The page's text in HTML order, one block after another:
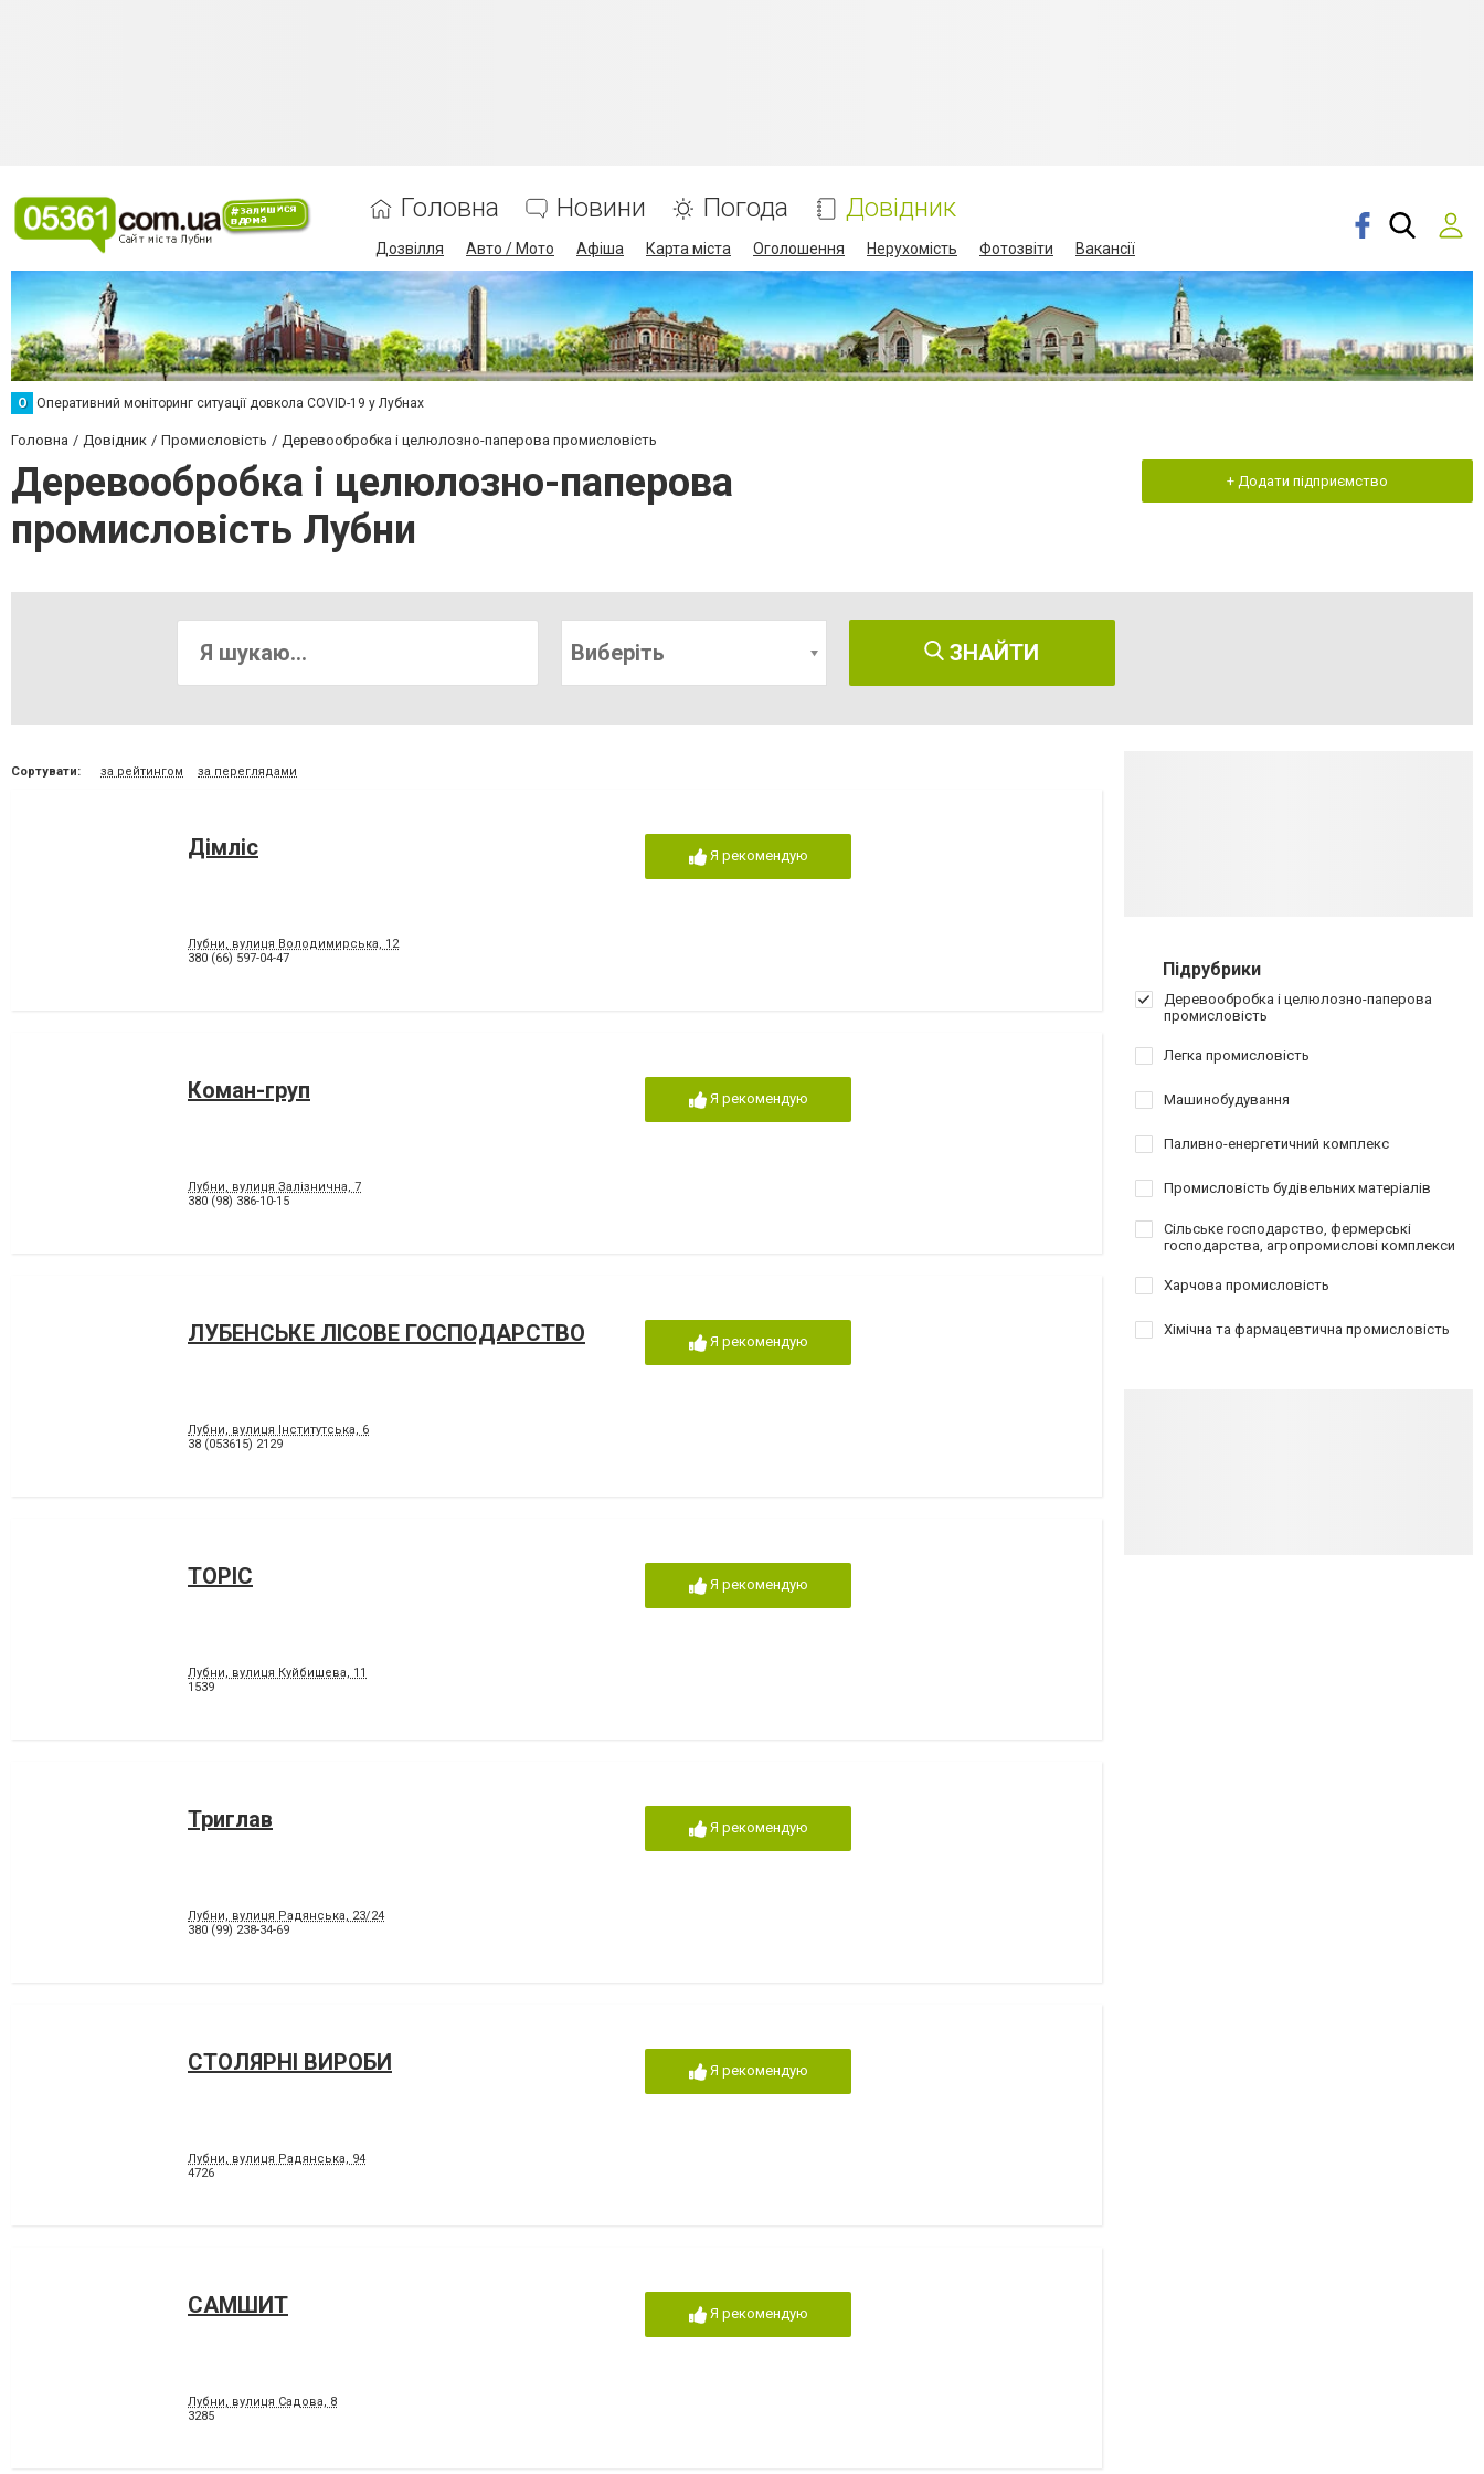
Головна Новини Погода Довідник
Дозвілля Авто / Мото Афіша Карта міста Оголошення Нерухомість Фотозвіти Вакансії
О Оперативний моніторинг ситуації довкола COVID-19 у Лубнах
Головна Довідник Промисловість Деревообробка і целюлозно-паперова промисловість
Деревообробка і целюлозно-паперова
промисловість Лубни
+ Додати підприємство
Виберіть ЗНАЙТИ
Сортувати: за рейтингом за переглядами
Дімліс
Лубни, вулиця Володимирська, 12
380 (66) 597-04-47
Я рекомендую
Коман-груп
Лубни, вулиця Залізнична, 7
380 (98) 386-10-15
Я рекомендую
ЛУБЕНСЬКЕ ЛІСОВЕ ГОСПОДАРСТВО
Лубни, вулиця Інститутська, 6
38 (053615) 2129
Я рекомендую
ТОРІС
Лубни, вулиця Куйбишева, 11
1539
Я рекомендую
Триглав
Лубни, вулиця Радянська, 23/24
380 (99) 238-34-69
Я рекомендую
СТОЛЯРНІ ВИРОБИ
Лубни, вулиця Радянська, 94
4726
Я рекомендую
САМШИТ
Лубни, вулиця Садова, 8
3285
Я рекомендую
Підрубрики
Деревообробка і целюлозно-паперова
промисловість
Легка промисловість
Машинобудування
Паливно-енергетичний комплекс
Промисловість будівельних матеріалів
Сільське господарство, фермерські
господарства, агропромислові комплекси
Харчова промисловість
Хімічна та фармацевтична промисловість